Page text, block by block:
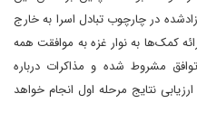
در چارچوب تبادل اسرا به خارج
کمک‌ها به نوار غزه به موافقت همه
مشروط شده و مذاکرات درباره
نتایج مرحله اول انجام خواهد